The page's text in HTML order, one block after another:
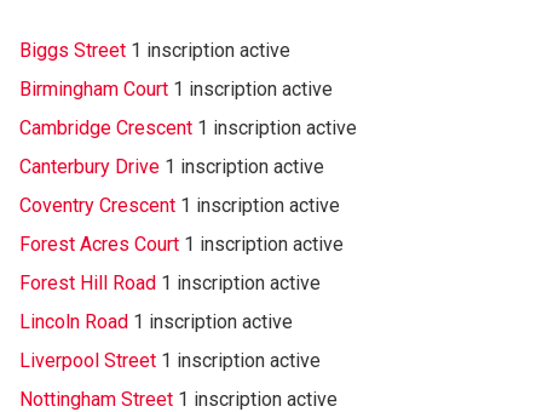
Biggs Street 1 inscription active
Birmingham Court 1 inscription active
Cambridge Crescent 1 inscription active
Canterbury Drive 1 inscription active
Coventry Crescent 1 inscription active
Forest Acres Court 1 inscription active
Forest Hill Road 1 inscription active
Lincoln Road 1 inscription active
Liverpool Street 1 inscription active
Nottingham Street 1 inscription active